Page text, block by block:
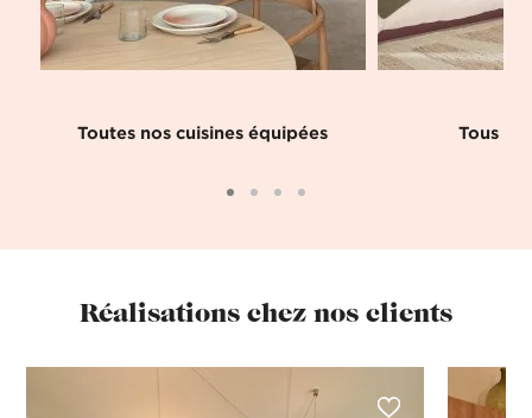
Toutes nos cuisines équipées Tous
Réalisations chez nos clients